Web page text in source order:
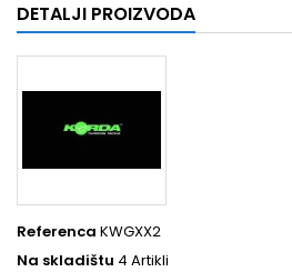
DETALJI PROIZVODA
Referenca KWGXX2
Na skladištu 4 Artikli